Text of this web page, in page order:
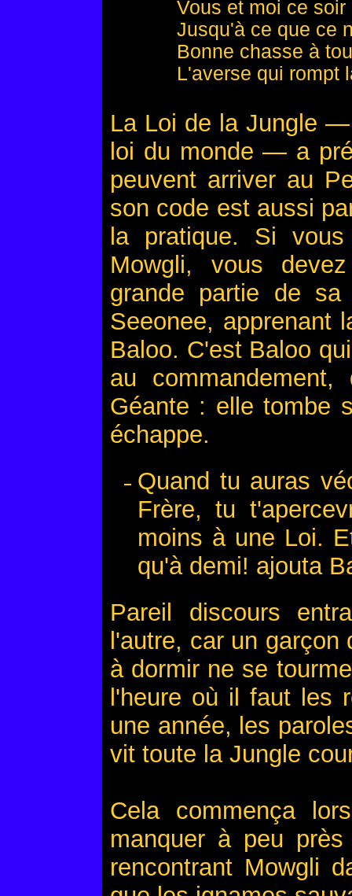
Vous et moi ce
Jusqu'à ce que ce
Bonne chasse à
L'averse qui rompt
La Loi de la Jungle
loi du monde — a
peuvent arriver au
son code est aussi
la pratique. Si
Mowgli, vous
grande partie de
Seeonee, apprenant
Baloo. C'est Baloo
au
Géante : elle tombe
échappe.
Quand tu auras
Frère, tu
moins à une Loi.
qu'à demi! ajouta
Pareil discours
l'autre, car un
à dormir ne se
l'heure où il faut les
une année, les
vit toute la Jungle
Cela commença
manquer à peu
rencontrant Mowgli